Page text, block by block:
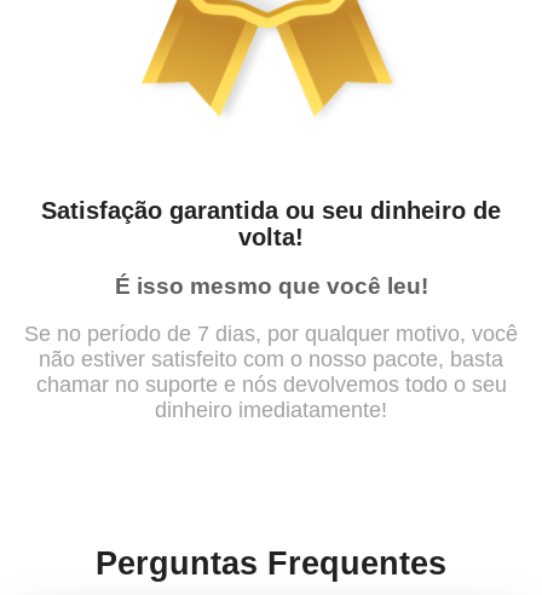
Satisfação garantida ou seu dinheiro de
volta!
É isso mesmo que você leu!
Se no período de 7 dias, por qualquer motivo, você
não estiver satisfeito com o nosso pacote, basta
chamar no suporte e nós devolvemos todo o seu
dinheiro imediatamente!
Perguntas Frequentes